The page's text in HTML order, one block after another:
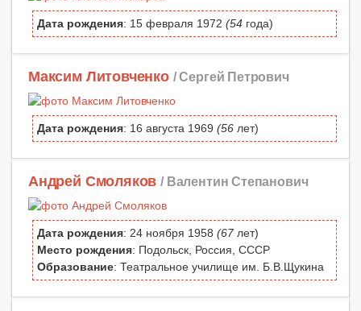
Дата рождения: 15 февраля 1972 (54 года)
Максим Литовченко / Сергей Петрович
Дата рождения: 16 августа 1969 (56 лет)
Андрей Смоляков / Валентин Степанович
Дата рождения: 24 ноября 1958 (67лет)
Место рождения: Подольск, Россия, СССР
Образование: Театральное училище им. Б.В.Щукина